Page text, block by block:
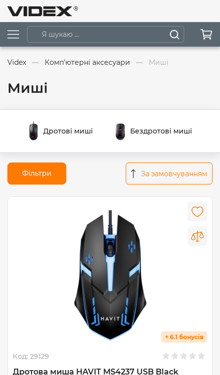
Videx Комп'ютерні аксесуари Миші
Миші
Дротові миші Бездротові миші
За замовчуванням
Фільтри
+ 6.1 бонусів
Код: 29129
Дротова миша HAVIT MS4237 USB Black